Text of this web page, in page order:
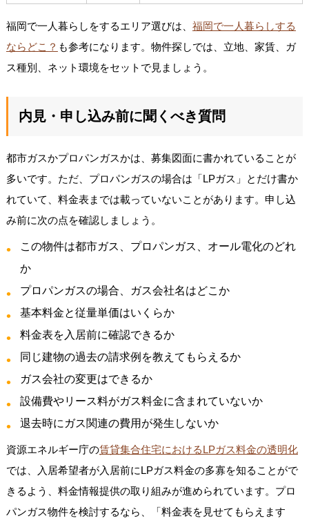
福岡で一人暮らしをするエリア選びは、 福岡で一人暮らしする
ならどこ？ も参考になります。物件探しでは、立地、家賃、ガ
ス種別、ネット環境をセットで見ましょう。
内見・申し込み前に聞くべき質問
都市ガスかプロパンガスかは、募集図面に書かれていることが
多いです。ただ、プロパンガスの場合は「LPガス」とだけ書か
れていて、料金表までは載っていないことがあります。申し込
み前に次の点を確認しましょう。
この物件は都市ガス、プロパンガス、オール電化のどれ
か
プロパンガスの場合、ガス会社名はどこか
基本料金と従量単価はいくらか
料金表を入居前に確認できるか
同じ建物の過去の請求例を教えてもらえるか
ガス会社の変更はできるか
設備費やリース料がガス料金に含まれていないか
退去時にガス関連の費用が発生しないか
資源エネルギー庁の賃貸集合住宅におけるLPガス料金の透明化
では、入居希望者が入居前にLPガス料金の多寡を知ることがで
きるよう、料金情報提供の取り組みが進められています。プロ
パンガス物件を検討するなら、「料金表を見せてもらえます